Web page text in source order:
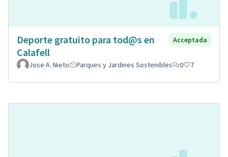
Deporte gratuito para tod@s en
Calafell
Acceptada
Jose A. Nieto Parques y Jardines Sostenibles 0 7